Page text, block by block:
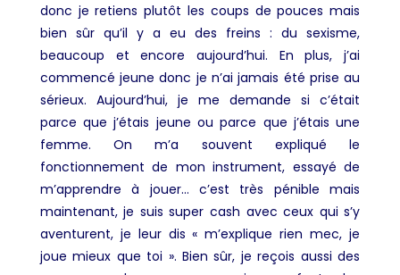
donc je retiens plutôt les coups de pouces mais
bien sûr qu’il y a eu des freins : du sexisme,
beaucoup et encore aujourd’hui. En plus, j’ai
commencé jeune donc je n’ai jamais été prise au
sérieux. Aujourd’hui, je me demande si c’était
parce que j’étais jeune ou parce que j’étais une
femme. On m’a souvent expliqué le
fonctionnement de mon instrument, essayé de
m’apprendre à jouer… c’est très pénible mais
maintenant, je suis super cash avec ceux qui s’y
aventurent, je leur dis « m’explique rien mec, je
joue mieux que toi ». Bien sûr, je reçois aussi des